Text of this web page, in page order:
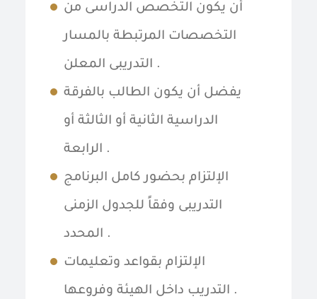
أن يكون التخصص الدراسى من
التخصصات المرتبطة بالمسار
التدريبى المعلن .
يفضل أن يكون الطالب بالفرقة
الدراسية الثانية أو الثالثة أو
الرابعة .
الإلتزام بحضور كامل البرنامج
التدريبى وفقاً للجدول الزمنى
المحدد .
الإلتزام بقواعد وتعليمات
التدريب داخل الهيئة وفروعها .